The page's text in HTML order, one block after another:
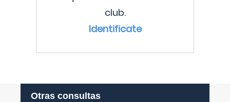
club.
Identificate
Otras consultas